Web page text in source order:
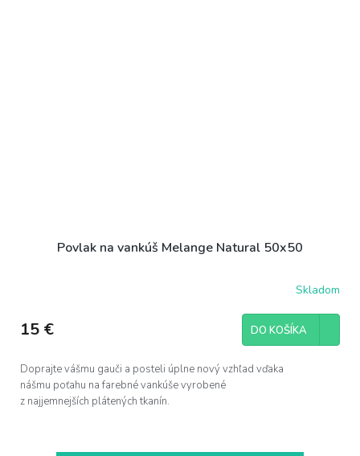
Povlak na vankúš Melange Natural 50x50
Skladom
15 € DO KOŠÍKA
Doprajte vášmu gauči a posteli úplne nový vzhľad vďaka
nášmu poťahu na farebné vankúše vyrobené
z najjemnejších plátených tkanín.